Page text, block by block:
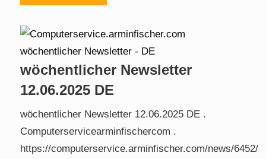
wöchentlicher Newsletter
12.06.2025 DE
wöchentlicher Newsletter 12.06.2025 DE .
Computerservicearminfischercom .
https://computerservice.arminfischer.com/news/6452/